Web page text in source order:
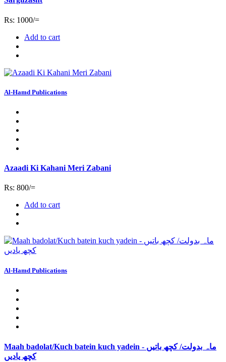
Rs: 1000/=
Add to cart
Al-Hamd Publications
Azaadi Ki Kahani Meri Zabani
Rs: 800/=
Add to cart
Al-Hamd Publications
Maah badolat/Kuch batein kuch yadein - ماہ بدولت/ کچھ باتیں
کچھ یادیں